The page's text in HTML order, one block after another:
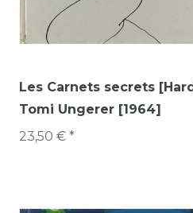
Les Carnets secrets
Tomi Ungerer [1964]
23,50 € *